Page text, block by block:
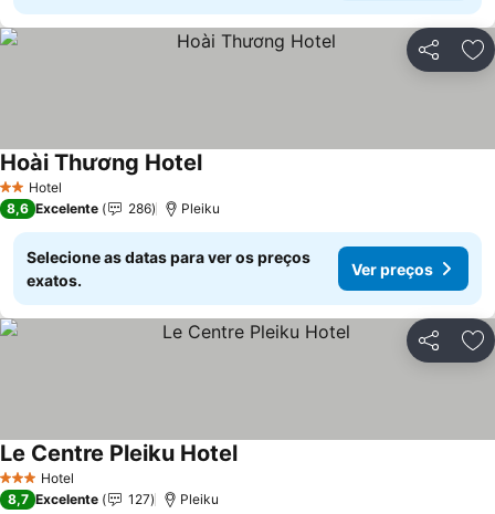
Partilhar
2 Estrelas
Hotel
Hoài Thương Hotel
8,6 Excelente 286 Pleiku
Selecione as datas para ver os preços
exatos.
Ver preços
Partilhar
3 EstrelasHotel
Le Centre Pleiku Hotel
8,7 Excelente 127 Pleiku